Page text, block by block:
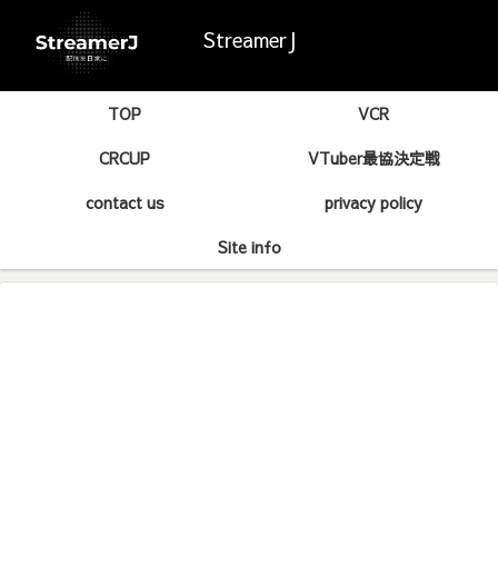
StreamerJ
TOP
VCR
CRCUP
VTuber最協決定戦
contact us
privacy policy
Site info